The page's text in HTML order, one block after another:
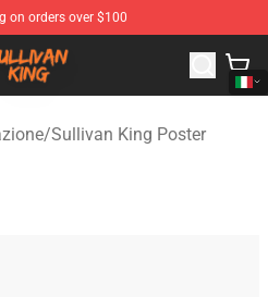
on orders over $100
Sullivan King Merchandise
/Sullivan King Poster